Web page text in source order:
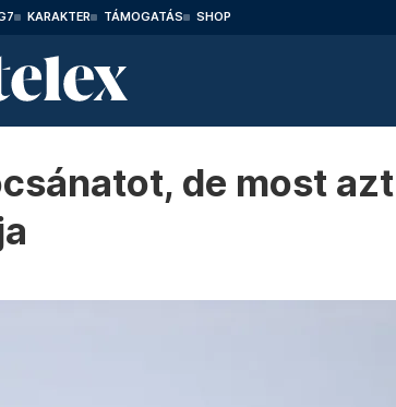
KARAKTER TÁMOGATÁS SHOP
de most